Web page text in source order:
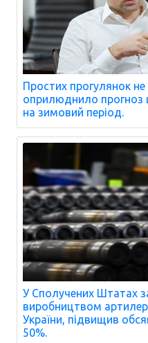
Простих прогулянок не
оприлюднило прогноз
на зимовий період.
У Сполучених Штатах
виробництвом
України, підвищив
50%.